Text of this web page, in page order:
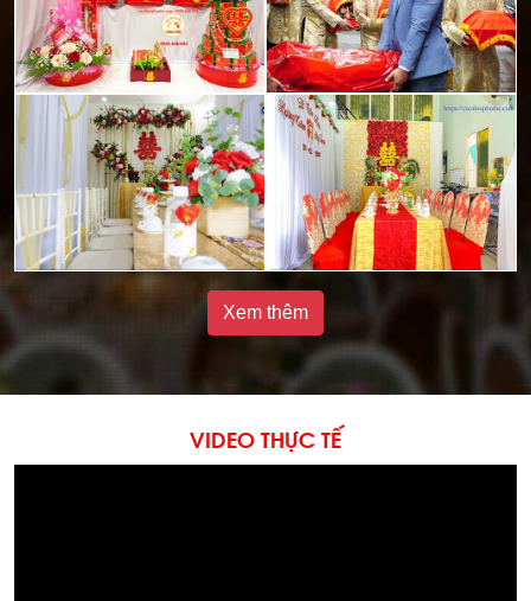
Xem thêm
VIDEO THỰC TẾ